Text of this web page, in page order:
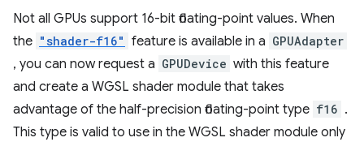
Not all GPUs support 16-bit floating-point values. When
the "shader-f16" feature is available in a GPUAdapter
, you can now request a GPUDevice with this feature
and create a WGSL shader module that takes
advantage of the half-precision floating-point type f16 .
This type is valid to use in the WGSL shader module only